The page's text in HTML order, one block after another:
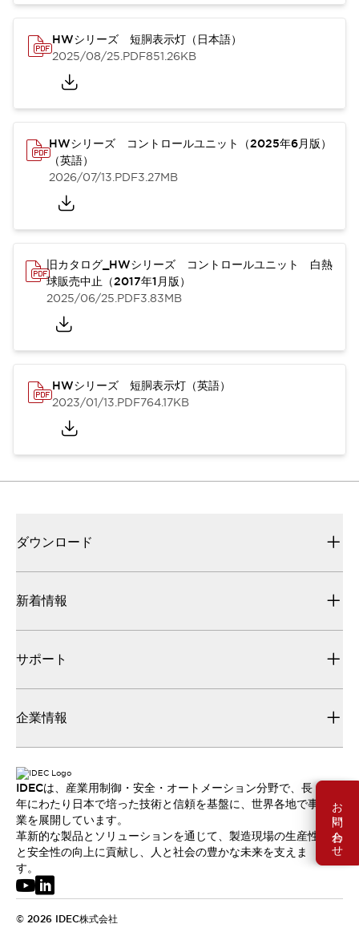
お問い合わせ
HWシリーズ 短胴表示灯（日本語）
2025/08/25.PDF851.26KB
HWシリーズ コントロールユニット（2025年6月版）
（英語）
2026/07/13.PDF3.27MB
旧カタログ_HWシリーズ コントロールユニット 白熱
球販売中止（2017年1月版）
2025/06/25.PDF3.83MB
HWシリーズ 短胴表示灯（英語）
2023/01/13.PDF764.17KB
ダウンロード
新着情報
サポート
企業情報
IDECは、産業用制御・安全・オートメーション分野で、長
年にわたり日本で培った技術と信頼を基盤に、世界各地で事
業を展開しています。
革新的な製品とソリューションを通じて、製造現場の生産性
と安全性の向上に貢献し、人と社会の豊かな未来を支えま
す。
© 2026 IDEC株式会社